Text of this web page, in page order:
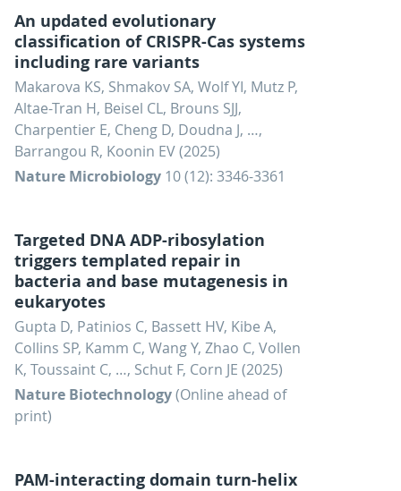
An updated evolutionary
classification of CRISPR-Cas systems
including rare variants
Makarova KS, Shmakov SA, Wolf YI, Mutz P,
Altae-Tran H, Beisel CL, Brouns SJJ,
Charpentier E, Cheng D, Doudna J, …,
Barrangou R, Koonin EV (2025)
Nature Microbiology 10 (12): 3346-3361
Targeted DNA ADP-ribosylation
triggers templated repair in
bacteria and base mutagenesis in
eukaryotes
Gupta D, Patinios C, Bassett HV, Kibe A,
Collins SP, Kamm C, Wang Y, Zhao C, Vollen
K, Toussaint C, …, Schut F, Corn JE (2025)
Nature Biotechnology(Online ahead of
print)
PAM-interacting domain turn-helix